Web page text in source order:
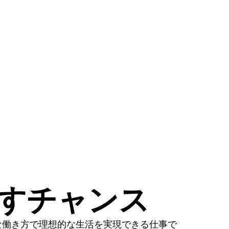
チャンス
き方で理想的な生活を実現できる仕事で